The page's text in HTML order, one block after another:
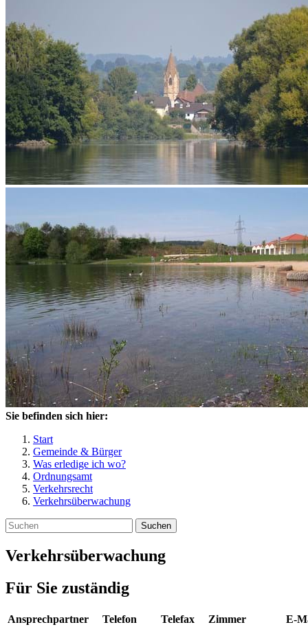
Sie befinden sich hier:
Start
Gemeinde & Bürger
Was erledige ich wo?
Ordnungsamt
Verkehrsrecht
Verkehrsüberwachung
Suchen
Verkehrsüberwachung
Für Sie zuständig
Ansprechpartner Telefon Telefax Zimmer
E-